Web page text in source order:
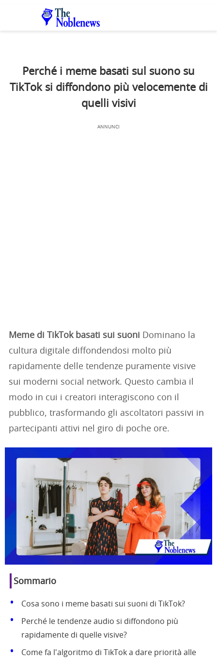
Perché i meme basati sul suono su
TikTok si diffondono più velocemente di
quelli visivi
ANNUNCI
Meme di TikTok basati sui suoni Dominano la
cultura digitale diffondendosi molto più
rapidamente delle tendenze puramente visive
sui moderni social network. Questo cambia il
modo in cui i creatori interagiscono con il
pubblico, trasformando gli ascoltatori passivi in
partecipanti attivi nel giro di poche ore.
Sommario
Cosa sono i meme basati sui suoni di TikTok?
Perché le tendenze audio si diffondono più
rapidamente di quelle visive?
Come fa l'algoritmo di TikTok a dare priorità alle